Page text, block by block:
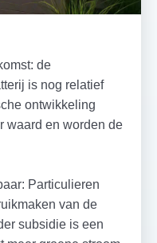
de
is nog relatief
ontwikkeling
waard en worden de
Particulieren
van de
subsidie is een